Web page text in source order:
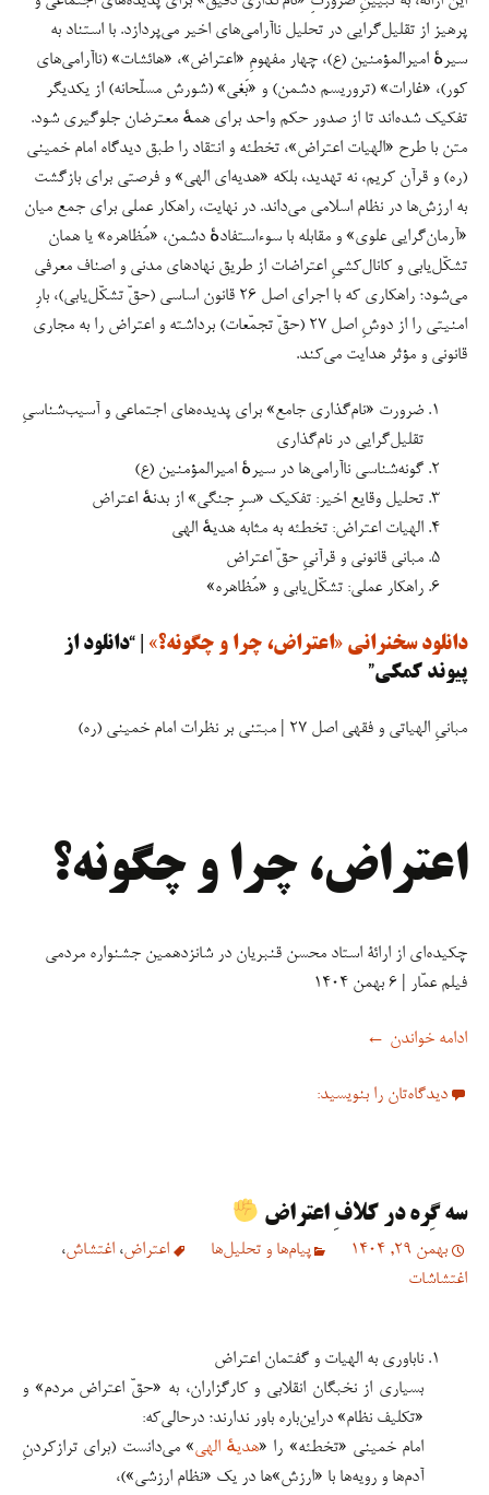
پرهیز از تقلیل‌گرایی در تحلیل ناآرامی‌های اخیر می‌پردازد. با استناد به
سیرهٔ امیرالمؤمنین (ع)، چهار مفهومِ «اعتراض»، «هائشات» (ناآرامی‌های
کور)، «غارات» (تروریسم دشمن) و «بَغی» (شورش مسلّحانه) از یکدیگر
تفکیک شده‌اند تا از صدور حکم واحد برای همهٔ معترضان جلوگیری شود.
متن با طرح «الهیات اعتراض»، تخطئه و انتقاد را طبق دیدگاه امام خمینی
(ره) و قرآن کریم، نه تهدید، بلکه «هدیه‌ای الهی» و فرصتی برای بازگشت
به ارزش‌ها در نظام اسلامی می‌داند. در نهایت، راهکار عملی برای جمع میان
«آرمان‌گرایی علوی» و مقابله با سوءاستفادهٔ دشمن، «مُظاهره» یا همان
تشکّل‌یابی و کانال‌کشیِ اعتراضات از طریق نهادهای مدنی و اصناف معرفی
می‌شود؛ راهکاری که با اجرای اصل ۲۶ قانون اساسی (حقّ تشکّل‌یابی)، بارِ
امنیتی را از دوشِ اصل ۲۷ (حقّ تجمّعات) برداشته و اعتراض را به مجاری
قانونی و مؤثر هدایت می‌کند.
ضرورت «نام‌گذاری جامع» برای پدیده‌های اجتماعی و آسیب‌شناسیِ
تقلیل‌گرایی در نام‌گذاری
گونه‌شناسی ناآرامی‌ها در سیرهٔ امیرالمؤمنین (ع)
تحلیل وقایع اخیر: تفکیک «سرِ جنگی» از بدنهٔ اعتراض
الهیات اعتراض: تخطئه به مثابه هدیهٔ الهی
مبانی قانونی و قرآنیِ حقّ اعتراض
راهکار عملی: تشکّل‌یابی و «مُظاهره»
دانلود سخنرانی «اعتراض، چرا و چگونه؟» | “دانلود از
پیوند کمکی”
مبانیِ الهیاتی و فقهی اصل ۲۷ | مبتنی بر نظرات امام خمینی (ره)
اعتراض، چرا و چگونه؟
چکیده‌ای از ارائۀ استاد محسن قنبریان در شانزدهمین جشنواره مردمی
فیلم عمّار | ۶ بهمن ۱۴۰۴
ادامه خواندن سخنرانی/ اعتراض، چرا و چگونه؟
←
دیدگاه‌تان را بنویسید:
سه‌ گِره در کلافِ اعتراض
بهمن 29, 1404 پیام‌ها و تحلیل‌ها اعتراض، اغتشاش،
اغتشاشات
ناباوری به الهیات و گفتمان اعتراض
بسیاری از نخبگان انقلابی و کارگزاران، به «حقّ اعتراض مردم» و
«تکلیف نظام» دراین‌باره باور ندارند؛ درحالی‌که:
امام خمینی «تخطئه» را «هدیهٔ الهی» می‌دانست (برای ترازکردنِ
آدم‌ها و رویه‌ها با «ارزش»ها در یک «نظام ارزشی»)،